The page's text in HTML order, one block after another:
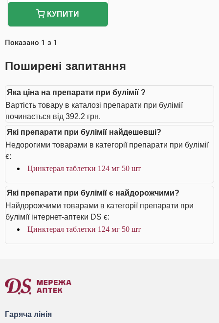
КУПИТИ
Показано 1 з 1
Поширені запитання
Яка ціна на препарати при булімії ?
Вартість товару в каталозі препарати при булімії
починається від 392.2 грн.
Які препарати при булімії найдешевші?
Недорогими товарами в категорії препарати при булімії
є:
Цинктерал таблетки 124 мг 50 шт
Які препарати при булімії є найдорожчими?
Найдорожчими товарами в категорії препарати при
булімії інтернет-аптеки DS є:
Цинктерал таблетки 124 мг 50 шт
Гаряча лінія